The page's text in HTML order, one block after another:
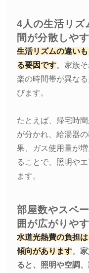
4人の生活リズ
間が分散しや
生活リズムの違い
る要因です。家族
楽の時間帯が異な
びます。
たとえば、帰宅時
が分かれ、給湯器
果、ガス使用量が
ることで、照明や
ます。
部屋数やスペ
囲が広がりや
水道光熱費の負担
傾向があります。
ると、照明や空調